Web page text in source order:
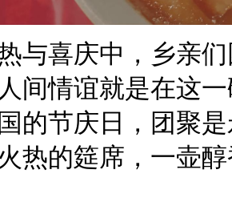
与喜庆中，乡亲
间情谊就是在这
的节庆日，团聚
热的筵席，一壶